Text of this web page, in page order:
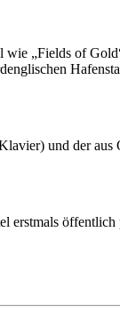
„Fields of
und der
erstmals